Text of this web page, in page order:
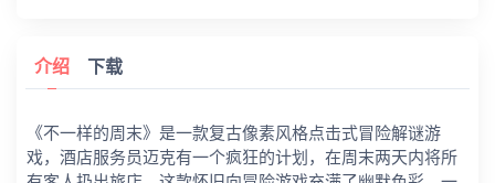
介绍 下载
《不一样的周末》是一款复古像素风格点击式冒险解谜游
戏，酒店服务员迈克有一个疯狂的计划，在周末两天内将所